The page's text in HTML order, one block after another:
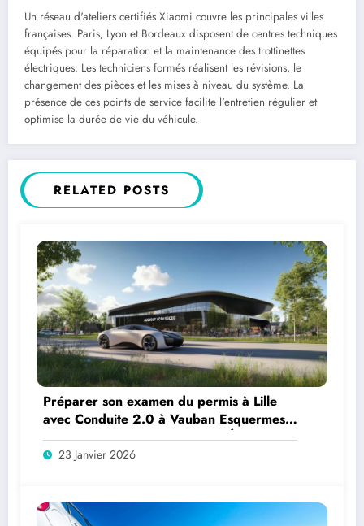
Un réseau d'ateliers certifiés Xiaomi couvre les principales villes
françaises. Paris, Lyon et Bordeaux disposent de centres techniques
équipés pour la réparation et la maintenance des trottinettes
électriques. Les techniciens formés réalisent les révisions, le
changement des pièces et les mises à niveau du système. La
présence de ces points de service facilite l'entretien régulier et
optimise la durée de vie du véhicule.
RELATED POSTS
Préparer son examen du permis à Lille
avec Conduite 2.0 à Vauban Esquermes
– Avis et Informations – Auto École Lille
23 Janvier 2026